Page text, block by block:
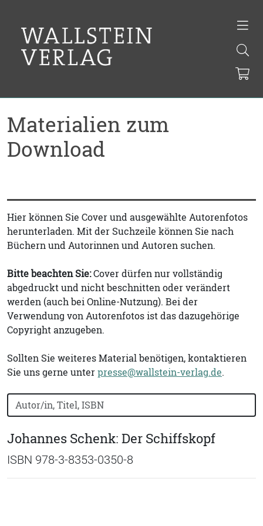
Materialien zum
Download
Hier können Sie Cover und ausgewählte Autorenfotos
herunterladen. Mit der Suchzeile können Sie nach
Büchern und Autorinnen und Autoren suchen.
Bitte beachten Sie:Cover dürfen nur vollständig
abgedruckt und nicht beschnitten oder verändert
werden (auch bei Online-Nutzung). Bei der
Verwendung von Autorenfotos ist das dazugehörige
Copyright anzugeben.
Sollten Sie weiteres Material benötigen, kontaktieren
Sie uns gerne unterpresse@wallstein-verlag.de.
Bücher nach Buchtitel, Autorennamen oder ISBN
Johannes Schenk: Der Schiffskopf
ISBN 978-3-8353-0350-8